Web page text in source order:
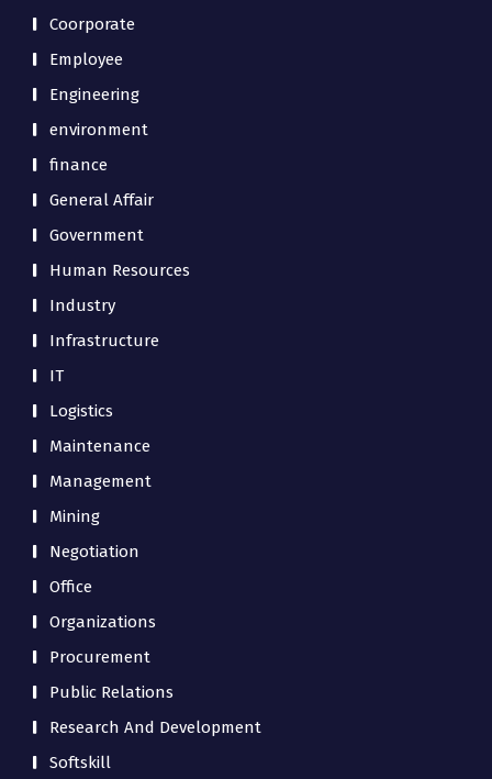
Coorporate
Employee
Engineering
environment
finance
General Affair
Government
Human Resources
Industry
Infrastructure
IT
Logistics
Maintenance
Management
Mining
Negotiation
Office
Organizations
Procurement
Public Relations
Research And Development
Softskill